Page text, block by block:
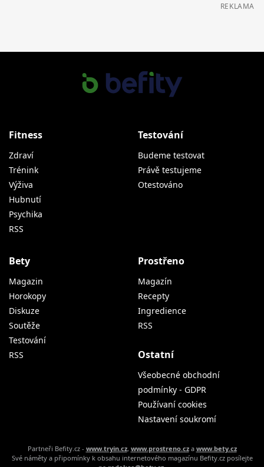
REKLAMA
Fitness
Zdraví
Trénink
Výživa
Hubnutí
Psychika
RSS
Testování
Budeme testovat
Právě testujeme
Otestováno
Bety
Magazin
Horokopy
Diskuze
Soutěže
Testování
RSS
Prostřeno
Magazín
Recepty
Ingredience
RSS
Ostatní
Všeobecné obchodní
podmínky - GDPR
Používaní cookies
Nastavení soukromí
Partneři Befity.cz - www.tryin.cz, www.prostreno.cza www.bety.cz
Své náměty a připomínky k obsahu internetového magazínu Befity.cz posílejte